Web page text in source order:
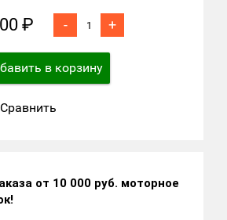
₽ - +
в корзину
Сравнить
от 10 000 руб. моторное